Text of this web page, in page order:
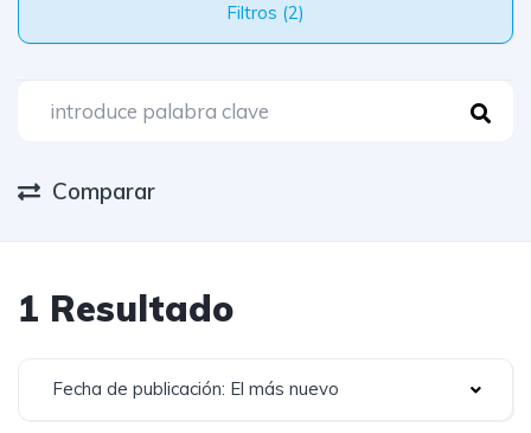
Filtros (2)
Comparar
1 Resultado
Fecha de publicación: El más nuevo